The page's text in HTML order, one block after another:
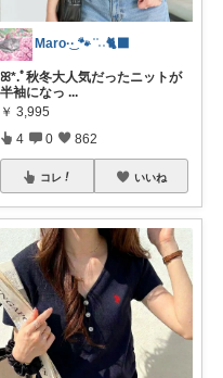
Maro·͜· 🐾 ͗ ͗˒˒🐈‍⬛
ꕤ*.ﾟ秋冬大人気だったニットが
半袖になっ ...
￥ 3,995
4 0 862
コレ いいね